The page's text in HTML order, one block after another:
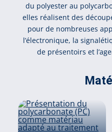
du polyester au
elles réalisent des
pour de nombreuses
l’électronique, la
de présentoirs et